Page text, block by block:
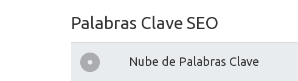
Palabras Clave SEO
Nube de Palabras Clave